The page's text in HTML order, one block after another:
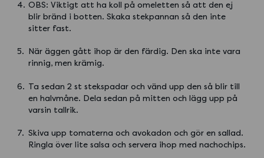
OBS: Viktigt att ha koll på omeletten så att den ej
blir bränd i botten. Skaka stekpannan så den inte
sitter fast.
När äggen gått ihop är den färdig. Den ska inte vara
rinnig, men krämig.
Ta sedan 2 st stekspadar och vänd upp den så blir till
en halvmåne. Dela sedan på mitten och lägg upp på
varsin tallrik.
Skiva upp tomaterna och avokadon och gör en sallad.
Ringla över lite salsa och servera ihop med nachochips.